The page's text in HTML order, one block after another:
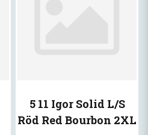
5 11 Igor Solid L/S
Röd Red Bourbon 2XL